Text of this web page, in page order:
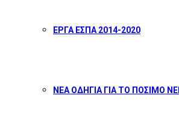
ΕΡΓΑ ΕΣΠΑ 2014-2020
ΝΕΑ ΟΔΗΓΙΑ ΓΙΑ ΤΟ ΠΟΣΙΜΟ